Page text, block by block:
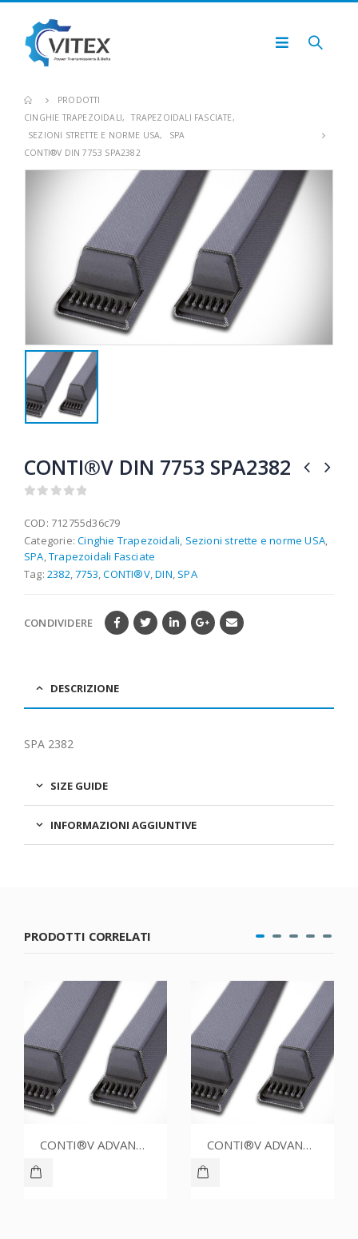
PRODOTTI
CINGHIE TRAPEZOIDALI, TRAPEZOIDALI FASCIATE,
SEZIONI STRETTE E NORME USA,
SPA
CONTI®V DIN 7753 SPA2382
CONTI®V DIN 7753 SPA2382
COD: 712755d36c79
Categorie:Cinghie Trapezoidali Sezioni strette e norme USA
SPA ,Trapezoidali Fasciate
Tag: 2382 ,7753 ,CONTI®V,DIN SPA
CONDIVIDERE
DESCRIZIONE
SPA 2382
SIZE GUIDE
INFORMAZIONI AGGIUNTIVE
PRODOTTI CORRELATI
CONTI®V ADVANCE SPZ1762CR CONTI®V ADVANCE SPZ1662CR